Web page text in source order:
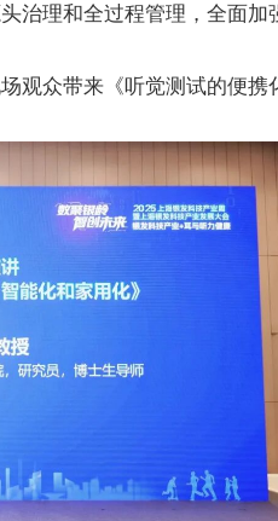
治理和全过程管理，全面
众带来《听觉测试的便携